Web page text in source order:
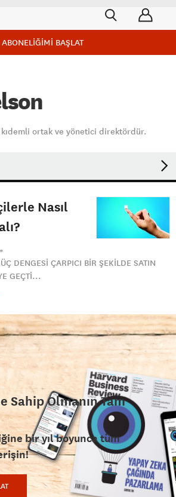
ABONELİĞİMİ BAŞLAT
kıdemli ortak ve yönetici direktördür.
Nasıl
DENGESİ ÇARPICI BİR ŞEKİLDE SATIN
GEÇTİ...
Sahip Olmanın Tam
bir yıl boyunca tüm